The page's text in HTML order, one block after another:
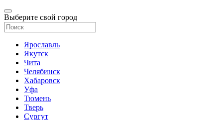
Выберите свой город
Ярославль
Якутск
Чита
Челябинск
Хабаровск
Уфа
Тюмень
Тверь
Сургут